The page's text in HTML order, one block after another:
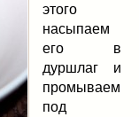
этого
насыпаем
его в
дуршлаг и
промываем
под